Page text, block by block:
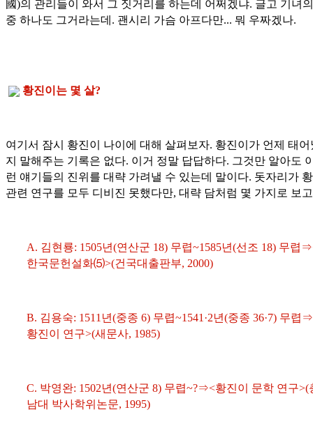
國)의 관리들이 와서 그 짓거리를 하는데 어쩌겠냐. 글고 기녀
중 하나도 그거라는데. 괜시리 가슴 아프다만... 뭐 우짜겠나.
황진이는 몇 살?
여기서 잠시 황진이 나이에 대해 살펴보자. 황진이가 언제 태어
지 말해주는 기록은 없다. 이거 정말 답답하다. 그것만 알아도
런 얘기들의 진위를 대략 가려낼 수 있는데 말이다. 돗자리가
관련 연구를 모두 디비진 못했다만, 대략 담처럼 몇 가지로 보
A. 김현룡: 1505년(연산군 18) 무렵~1585년(선조 18) 무렵
한국문헌설화⑸>(건국대출판부, 2000)
B. 김용숙: 1511년(중종 6) 무렵~1541·2년(중종 36·7) 무렵
황진이 연구>(새문사, 1985)
C. 박영완: 1502년(연산군 8) 무렵~?⇒<황진이 문학 연구>(
남대 박사학위논문, 1995)